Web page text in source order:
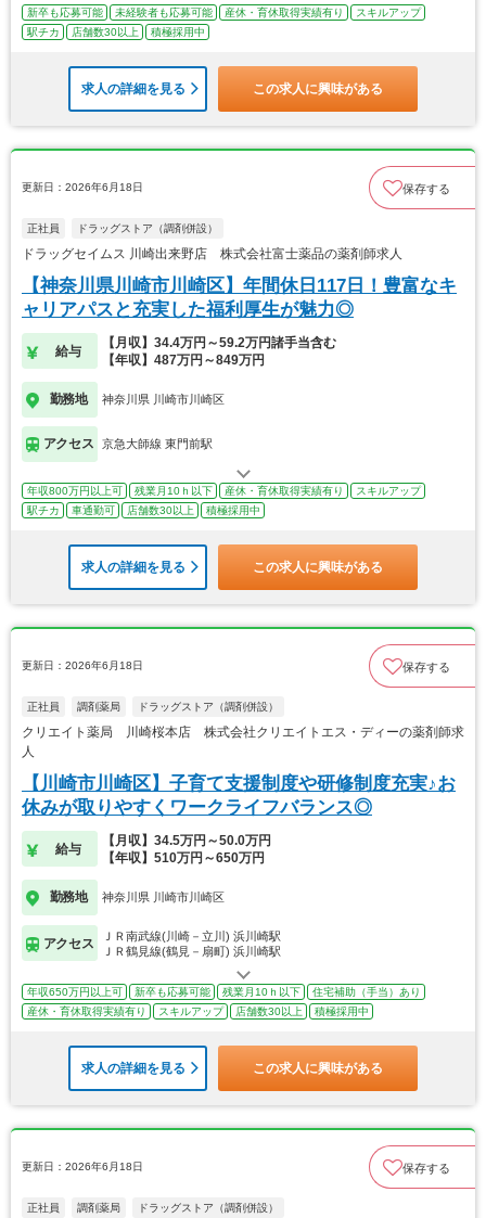
新卒も応募可能 未経験者も応募可能 産休・育休取得実績有り
スキルアップ
駅チカ
店舗数30以上 積極採用中
求人の詳細を見る この求人に興味がある
更新日：2026年6月18日 保存する
正社員 ドラッグストア（調剤併設）
ドラッグセイムス 川崎出来野店 株式会社富士薬品の薬剤師求人
【神奈川県川崎市川崎区】年間休日117日！豊富なキ
ャリアパスと充実した福利厚生が魅力◎
給与
【月収】34.4万円～59.2万円諸手当含む
【年収】487万円～849万円
勤務地 神奈川県 川崎市川崎区
アクセス 京急大師線 東門前駅
年収800万円以上可 残業月10ｈ以下 産休・育休取得実績有り
スキルアップ
駅チカ
車通勤可 店舗数30以上 積極採用中
求人の詳細を見る この求人に興味がある
更新日：2026年6月18日 保存する
正社員 調剤薬局 ドラッグストア（調剤併設）
クリエイト薬局 川崎桜本店 株式会社クリエイトエス・ディーの薬剤師求
人
【川崎市川崎区】子育て支援制度や研修制度充実♪お
休みが取りやすくワークライフバランス◎
給与
【月収】34.5万円～50.0万円
【年収】510万円～650万円
勤務地 神奈川県 川崎市川崎区
アクセス
ＪＲ南武線(川崎－立川) 浜川崎駅
ＪＲ鶴見線(鶴見－扇町) 浜川崎駅
年収650万円以上可 新卒も応募可能 残業月10ｈ以下
住宅補助（手当）あり
産休・育休取得実績有り
スキルアップ 店舗数30以上 積極採用中
求人の詳細を見る この求人に興味がある
更新日：2026年6月18日 保存する
正社員 調剤薬局 ドラッグストア（調剤併設）